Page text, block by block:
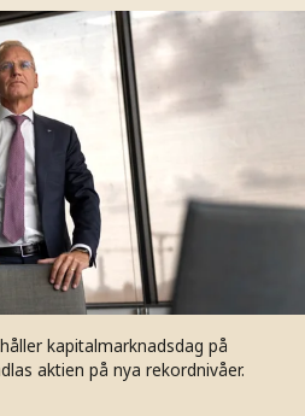
kapitalmarknadsdag på
aktien på nya rekordnivåer.